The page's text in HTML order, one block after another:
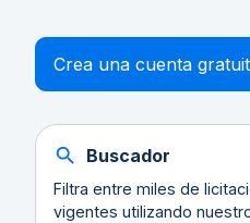
Crea una cuenta
Buscador
Filtra entre miles de
vigentes utilizando